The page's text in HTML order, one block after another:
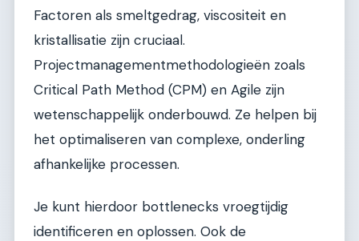
Factoren als smeltgedrag, viscositeit en
kristallisatie zijn cruciaal.
Projectmanagementmethodologieën zoals
Critical Path Method (CPM) en Agile zijn
wetenschappelijk onderbouwd. Ze helpen bij
het optimaliseren van complexe, onderling
afhankelijke processen.
Je kunt hierdoor bottlenecks vroegtijdig
identificeren en oplossen. Ook de